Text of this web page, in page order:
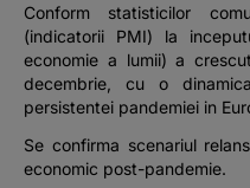
Pentru antreprenori
Banking, pe relaxare
Conform statisticilor
(indicatorii PMI) la
economie a lumii) a
decembrie, cu o
persistentei pandemiei in
Se confirma scenariul
economic post-pandemie.